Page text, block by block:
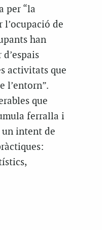
per “la
de
han
activitats que
l’entorn”.
que
ferralla i
un intent de